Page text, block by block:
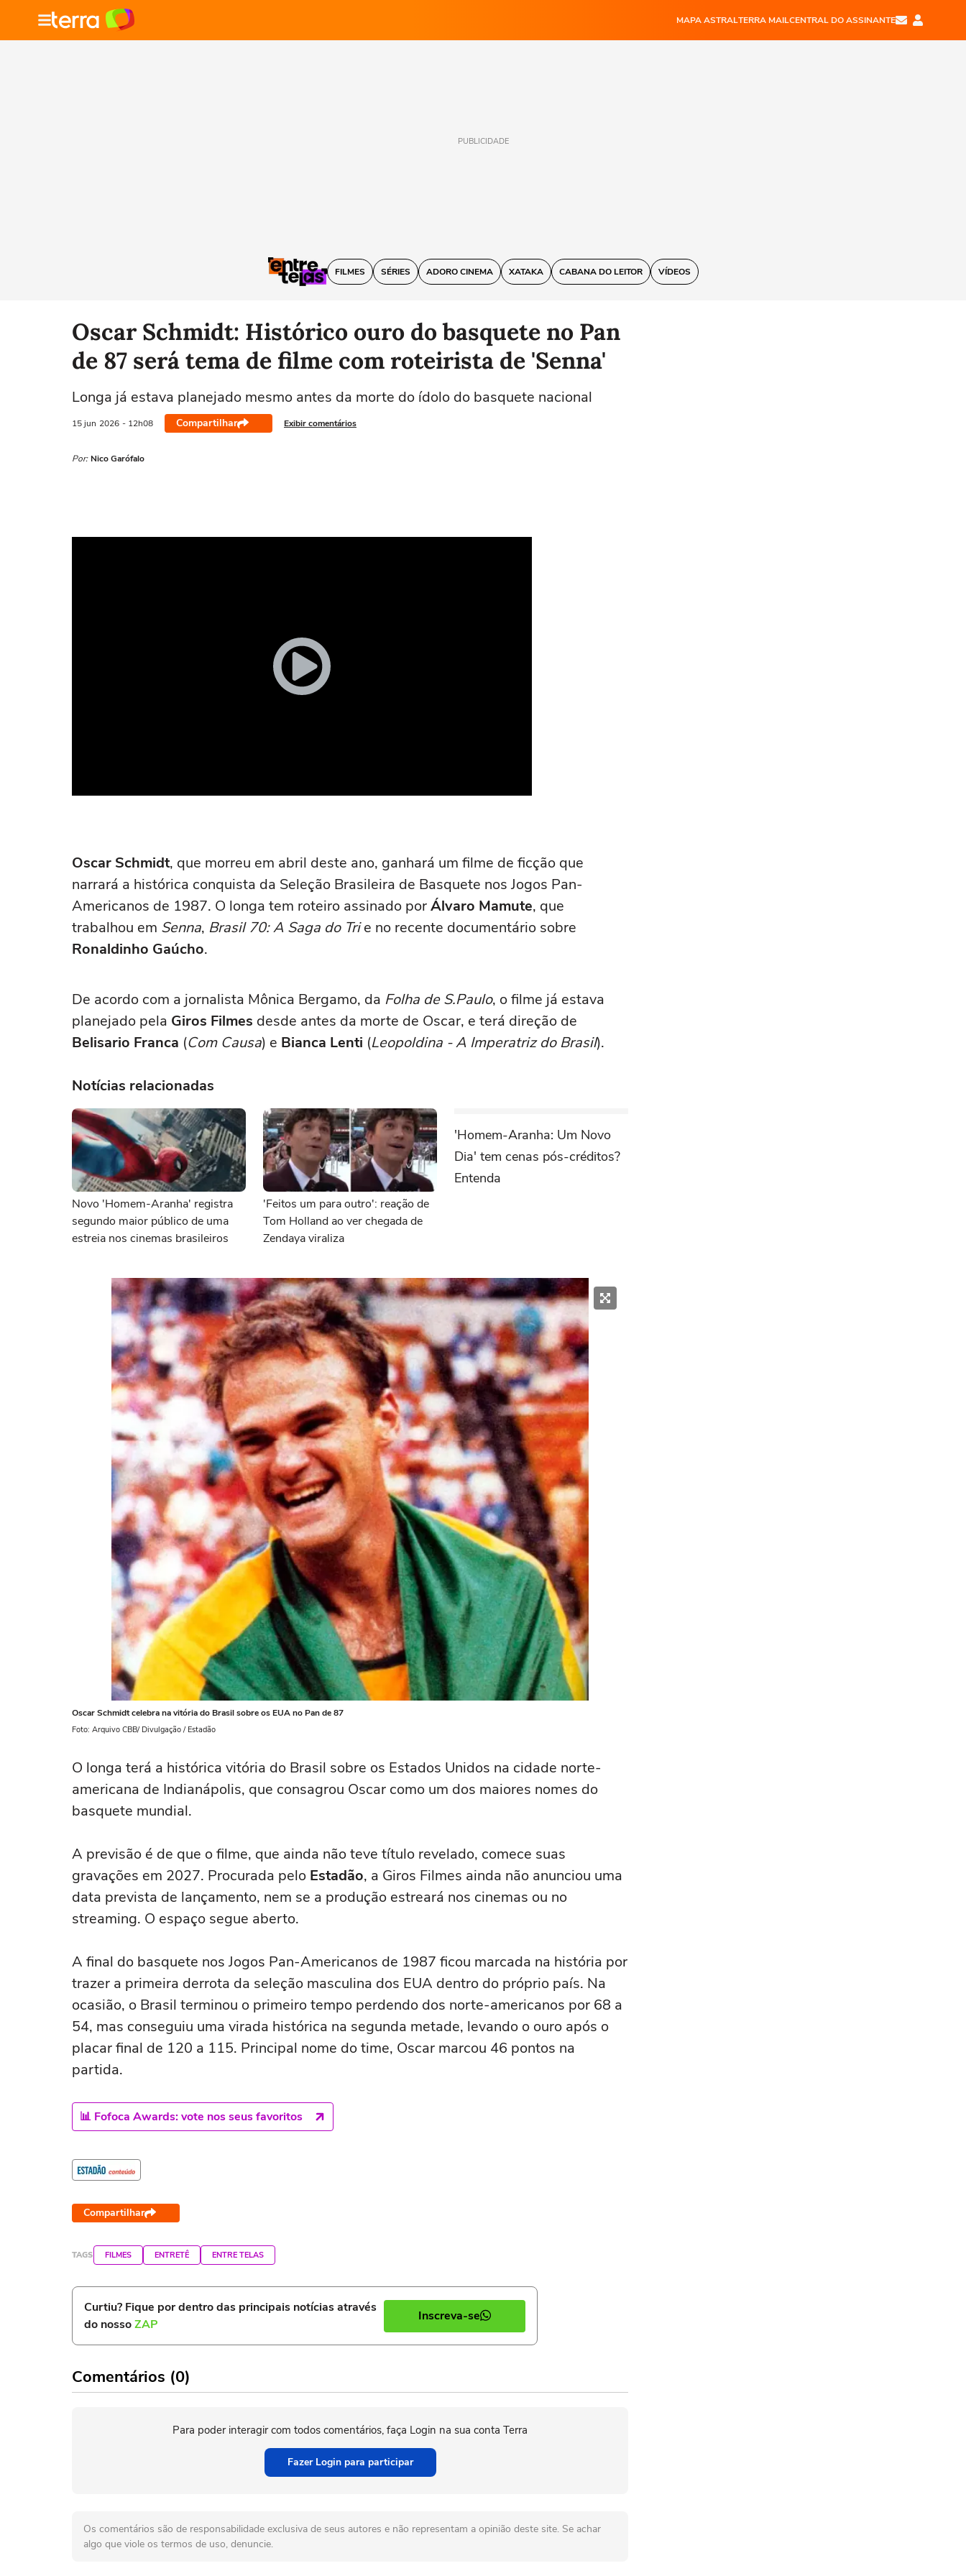
MAPA ASTRALTERRA MAILCENTRAL DO ASSINANTE
PUBLICIDADE
FILMES SÉRIES ADORO CINEMA XATAKA CABANA DO LEITOR VÍDEOS
Oscar Schmidt: Histórico ouro do basquete no Pan
de 87 será tema de filme com roteirista de 'Senna'
Longa já estava planejado mesmo antes da morte do ídolo do basquete nacional
15 jun 2026 - 12h08 Compartilhar Exibir comentários
Por: Nico Garófalo
Oscar Schmidt, que morreu em abril deste ano, ganhará um filme de ficção que
narrará a histórica conquista da Seleção Brasileira de Basquete nos Jogos Pan-
Americanos de 1987. O longa tem roteiro assinado porÁlvaro Mamute, que
trabalhou em Senna, Brasil 70: A Saga do Trie no recente documentário sobre
Ronaldinho Gaúcho.
De acordo com a jornalista Mônica Bergamo, da Folha de S.Paulo, o filme já estava
planejado pela Giros Filmes desde antes da morte de Oscar, e terá direção de
Belisario Franca (Com Causa) e Bianca Lenti (Leopoldina - A Imperatriz do Brasil).
Notícias relacionadas
Novo 'Homem-Aranha' registra
segundo maior público de uma
estreia nos cinemas brasileiros
'Feitos um para outro': reação de
Tom Holland ao ver chegada de
Zendaya viraliza
'Homem-Aranha: Um Novo
Dia' tem cenas pós-créditos?
Entenda
Oscar Schmidt celebra na vitória do Brasil sobre os EUA no Pan de 87
Foto: Arquivo CBB/ Divulgação / Estadão
O longa terá a histórica vitória do Brasil sobre os Estados Unidos na cidade norte-
americana de Indianápolis, que consagrou Oscar como um dos maiores nomes do
basquete mundial.
A previsão é de que o filme, que ainda não teve título revelado, comece suas
gravações em 2027. Procurada pelo Estadão, a Giros Filmes ainda não anunciou uma
data prevista de lançamento, nem se a produção estreará nos cinemas ou no
streaming. O espaço segue aberto.
A final do basquete nos Jogos Pan-Americanos de 1987 ficou marcada na história por
trazer a primeira derrota da seleção masculina dos EUA dentro do próprio país. Na
ocasião, o Brasil terminou o primeiro tempo perdendo dos norte-americanos por 68 a
54, mas conseguiu uma virada histórica na segunda metade, levando o ouro após o
placar final de 120 a 115. Principal nome do time, Oscar marcou 46 pontos na
partida.
📊 Fofoca Awards: vote nos seus favoritos
Compartilhar
TAGS FILMES ENTRETÊ ENTRE TELAS
Curtiu? Fique por dentro das principais notícias através
do nossoZAP
Inscreva-se
Comentários (0)
Para poder interagir com todos comentários, faça Login na sua conta Terra
Fazer Login para participar
Os comentários são de responsabilidade exclusiva de seus autores e não representam a opinião deste site. Se achar
algo que viole os termos de uso, denuncie.